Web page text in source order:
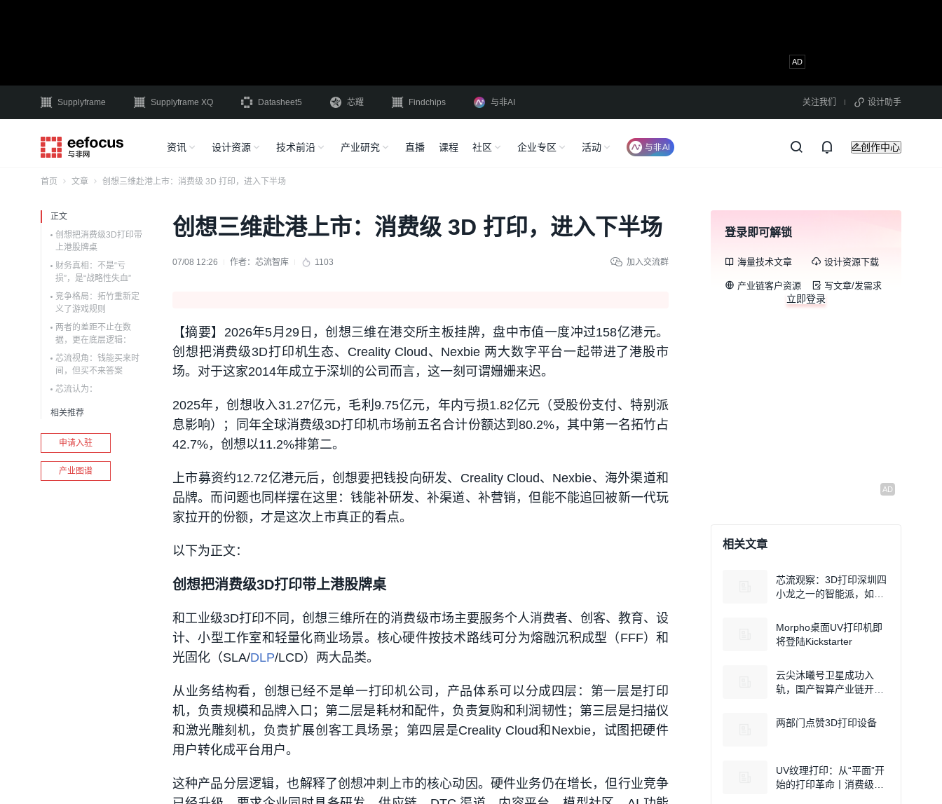
Supplyframe Supplyframe XQ Datasheet5 芯耀 Findchips 与非AI 关注我们 设计助手
资讯 设计资源 技术前沿 产业研究 直播 课程 社区 企业专区 活动 创作中心
首页 文章 创想三维赴港上市：消费级 3D 打印，进入下半场
正文
创想把消费级3D打印带
上港股牌桌
财务真相：不是“亏
损”，是“战略性失血”
竞争格局：拓竹重新定
义了游戏规则
两者的差距不止在数
据，更在底层逻辑：
芯流视角：钱能买来时
间，但买不来答案
芯流认为：
相关推荐
申请入驻
产业图谱
创想三维赴港上市：消费级 3D 打印，进入下半场
07/08 12:26 作者： 芯流智库 1103 加入交流群
【摘要】2026年5月29日，创想三维在港交所主板挂牌，盘中市值一度冲过158亿港元。
创想把消费级3D打印机生态、Creality Cloud、Nexbie 两大数字平台一起带进了港股市
场。对于这家2014年成立于深圳的公司而言，这一刻可谓姗姗来迟。
2025年，创想收入31.27亿元，毛利9.75亿元，年内亏损1.82亿元（受股份支付、特别派
息影响）；同年全球消费级3D打印机市场前五名合计份额达到80.2%，其中第一名拓竹占
42.7%，创想以11.2%排第二。
上市募资约12.72亿港元后，创想要把钱投向研发、Creality Cloud、Nexbie、海外渠道和
品牌。而问题也同样摆在这里：钱能补研发、补渠道、补营销，但能不能追回被新一代玩
家拉开的份额，才是这次上市真正的看点。
以下为正文：
创想把消费级3D打印带上港股牌桌
和工业级3D打印不同，创想三维所在的消费级市场主要服务个人消费者、创客、教育、设
计、小型工作室和轻量化商业场景。核心硬件按技术路线可分为熔融沉积成型（FFF）和
光固化（SLA/DLP/LCD）两大品类。
从业务结构看，创想已经不是单一打印机公司，产品体系可以分成四层：第一层是打印
机，负责规模和品牌入口；第二层是耗材和配件，负责复购和利润韧性；第三层是扫描仪
和激光雕刻机，负责扩展创客工具场景；第四层是Creality Cloud和Nexbie，试图把硬件
用户转化成平台用户。
这种产品分层逻辑，也解释了创想冲刺上市的核心动因。硬件业务仍在增长，但行业竞争
登录即可解锁
海量技术文章 设计资源下载
产业链客户资源 写文章/发需求
立即登录
相关文章
芯流观察：3D打印深圳四
小龙之一的智能派，如何
龙头
Morpho桌面UV打印机即
将登陆Kickstarter
云尖沐曦号卫星成功入
轨，国产智算产业链开启
两部门点赞3D打印设备
UV纹理打印：从“平面”开
始的打印革命丨消费级创